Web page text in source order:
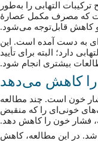
التهابی را به‌طور
که مصرف مکمل عصارهٔ
کاهش قابل‌توجه می‌شود.
به دست آمده است. این
دارد؛ البته برای تأیید
بیشتری انجام شود.
خون است. چند مطالعه
خونی‌ای را که منقبض
فشار خون را کاهش دهد.
خفیف انجام شد. در این مطالعه، کاهش